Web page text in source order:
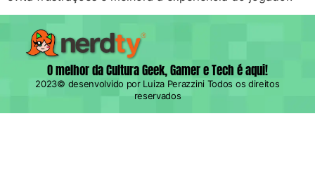
O melhor da Cultura Geek, Gamer e Tech é aqui!
2023© desenvolvido por Luiza Perazzini Todos os direitos
reservados